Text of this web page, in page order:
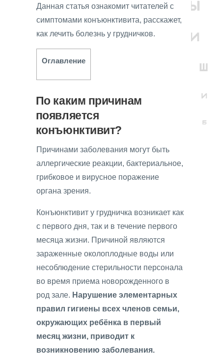
Данная статья ознакомит читателей с
симптомами конъюнктивита, расскажет,
как лечить болезнь у грудничков.
Оглавление
По каким причинам
появляется
конъюнктивит?
Причинами заболевания могут быть
аллергические реакции, бактериальное,
грибковое и вирусное поражение
органа зрения.
Конъюнктивит у грудничка возникает как
с первого дня, так и в течение первого
месяца жизни. Причиной являются
зараженные околоплодные воды или
несоблюдение стерильности персонала
во время приема новорожденного в
род зале. Нарушение элементарных
правил гигиены всех членов семьи,
окружающих ребёнка в первый
месяц жизни, приводит к
возникновению заболевания.